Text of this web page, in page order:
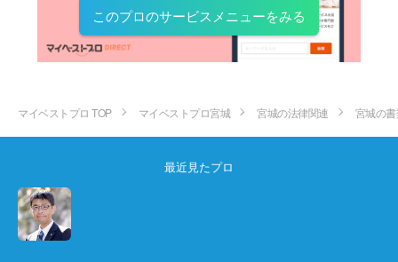
このプロのサービスメニューをみる
マイベストプロ TOP マイベストプロ宮城 宮城の法律関連 宮城の
最近見たプロ